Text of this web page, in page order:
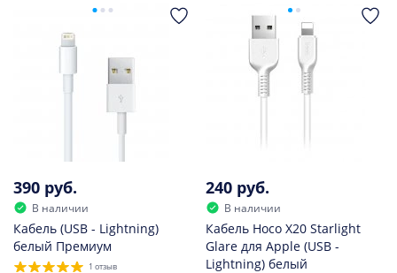
390 руб.
В наличии
Кабель (USB - Lightning)
белый Премиум
1 отзыв
240 руб.
В наличии
Кабель Hoco X20 Starlight
Glare для Apple (USB -
Lightning) белый